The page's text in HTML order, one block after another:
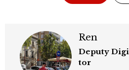
Ren
Deputy
tor